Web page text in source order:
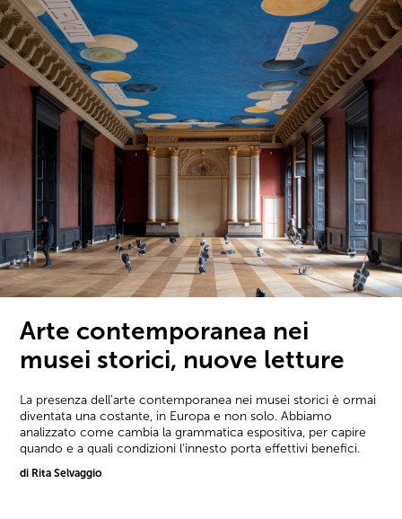
Arte contemporanea nei
musei storici, nuove letture
La presenza dell'arte contemporanea nei musei storici è ormai
diventata una costante, in Europa e non solo. Abbiamo
analizzato come cambia la grammatica espositiva, per capire
quando e a quali condizioni l'innesto porta effettivi benefici.
di Rita Selvaggio